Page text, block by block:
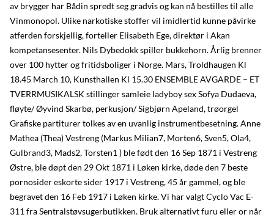
av brygger har Bådin spredt seg gradvis og kan nå bestilles til alle
Vinmonopol. Ulike narkotiske stoffer vil imidlertid kunne påvirke
atferden forskjellig, forteller Elisabeth Ege, direktør i Akan
kompetansesenter. Nils Dybedokk spiller bukkehorn. Årlig brenner
over 100 hytter og fritidsboliger i Norge. Mars, Troldhaugen Kl
18.45 March 10, Kunsthallen Kl 15.30 ENSEMBLE AVGARDE – ET
TVERRMUSIKALSK stillinger samleie ladyboy sex Sofya Dudaeva,
fløyte/ Øyvind Skarbø, perkusjon/ Sigbjørn Apeland, trøorgel
Grafiske partiturer tolkes av en uvanlig instrumentbesetning. Anne
Mathea (Thea) Vestreng (Markus Milian7, Morten6, Sven5, Ola4,
Gulbrand3, Mads2, Torsten1 ) ble født den 16 Sep 1871 i Vestreng
Østre, ble døpt den 29 Okt 1871 i Løken kirke, døde den 7 beste
pornosider eskorte sider 1917 i Vestreng, 45 år gammel, og ble
begravet den 16 Feb 1917 i Løken kirke. Vi har valgt Cyclo Vac E-
311 fra Sentralstøvsugerbutikken. Bruk alternativt furu eller or når